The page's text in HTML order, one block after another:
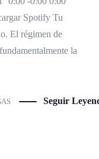
Spotify Tu
El régimen de
la
Seguir